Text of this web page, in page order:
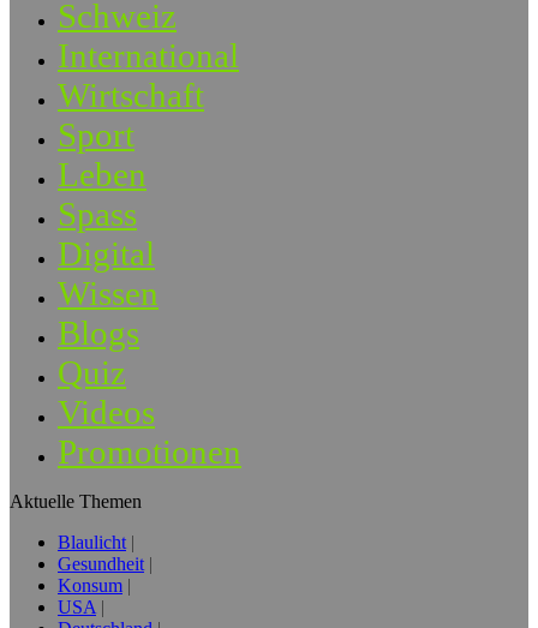
Schweiz
International
Wirtschaft
Sport
Leben
Spass
Digital
Wissen
Blogs
Quiz
Videos
Promotionen
Aktuelle Themen
Blaulicht
Gesundheit
Konsum
USA